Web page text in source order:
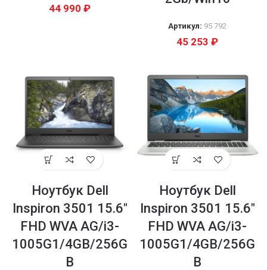
44 990 ₽
Артикул: 95 792
45 253 ₽
Ноутбук Dell
Inspiron 3501 15.6″
FHD WVA AG/i3-
1005G1/4GB/256G
B
Ноутбук Dell
Inspiron 3501 15.6″
FHD WVA AG/i3-
1005G1/4GB/256G
B